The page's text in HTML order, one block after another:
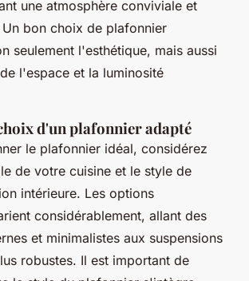
une atmosphère conviviale et
bon choix de plafonnier
seulement l'esthétique, mais aussi
l'espace et la luminosité
d'un plafonnier adapté
le plafonnier idéal, considérez
de votre cuisine et le style de
intérieure. Les options
considérablement, allant des
et minimalistes aux suspensions
robustes. Il est important de